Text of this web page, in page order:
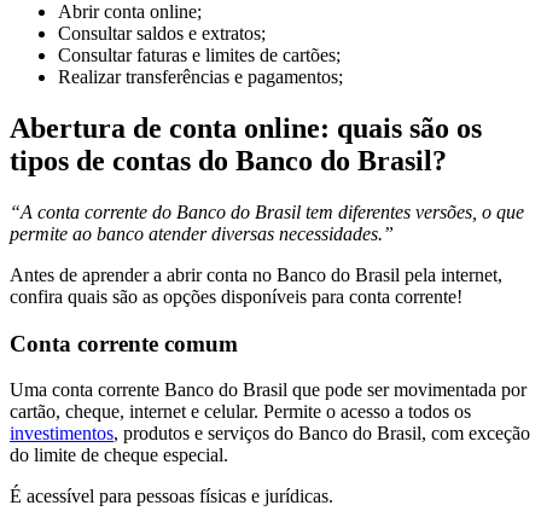
Abrir conta online;
Consultar saldos e extratos;
Consultar faturas e limites de cartões;
Realizar transferências e pagamentos;
Abertura de conta online: quais são os
tipos de contas do Banco do Brasil?
“A conta corrente do Banco do Brasil tem diferentes versões, o que
permite ao banco atender diversas necessidades.”
Antes de aprender a abrir conta no Banco do Brasil pela internet,
confira quais são as opções disponíveis para conta corrente!
Conta corrente comum
Uma conta corrente Banco do Brasil que pode ser movimentada por
cartão, cheque, internet e celular. Permite o acesso a todos os
investimentos, produtos e serviços do Banco do Brasil, com exceção
do limite de cheque especial.
É acessível para pessoas físicas e jurídicas.